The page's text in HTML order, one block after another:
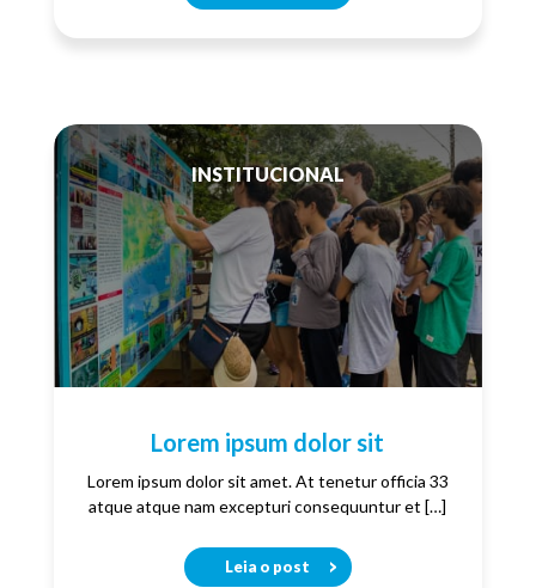
INSTITUCIONAL
Lorem ipsum dolor sit
Lorem ipsum dolor sit amet. At tenetur officia 33
atque atque nam excepturi consequuntur et […]
Leia o post